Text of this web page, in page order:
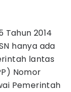
Tahun 2014
hanya ada
lantas
Nomor
Pemerintah